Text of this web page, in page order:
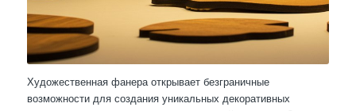
Художественная фанера открывает безграничные
возможности для создания уникальных декоративных